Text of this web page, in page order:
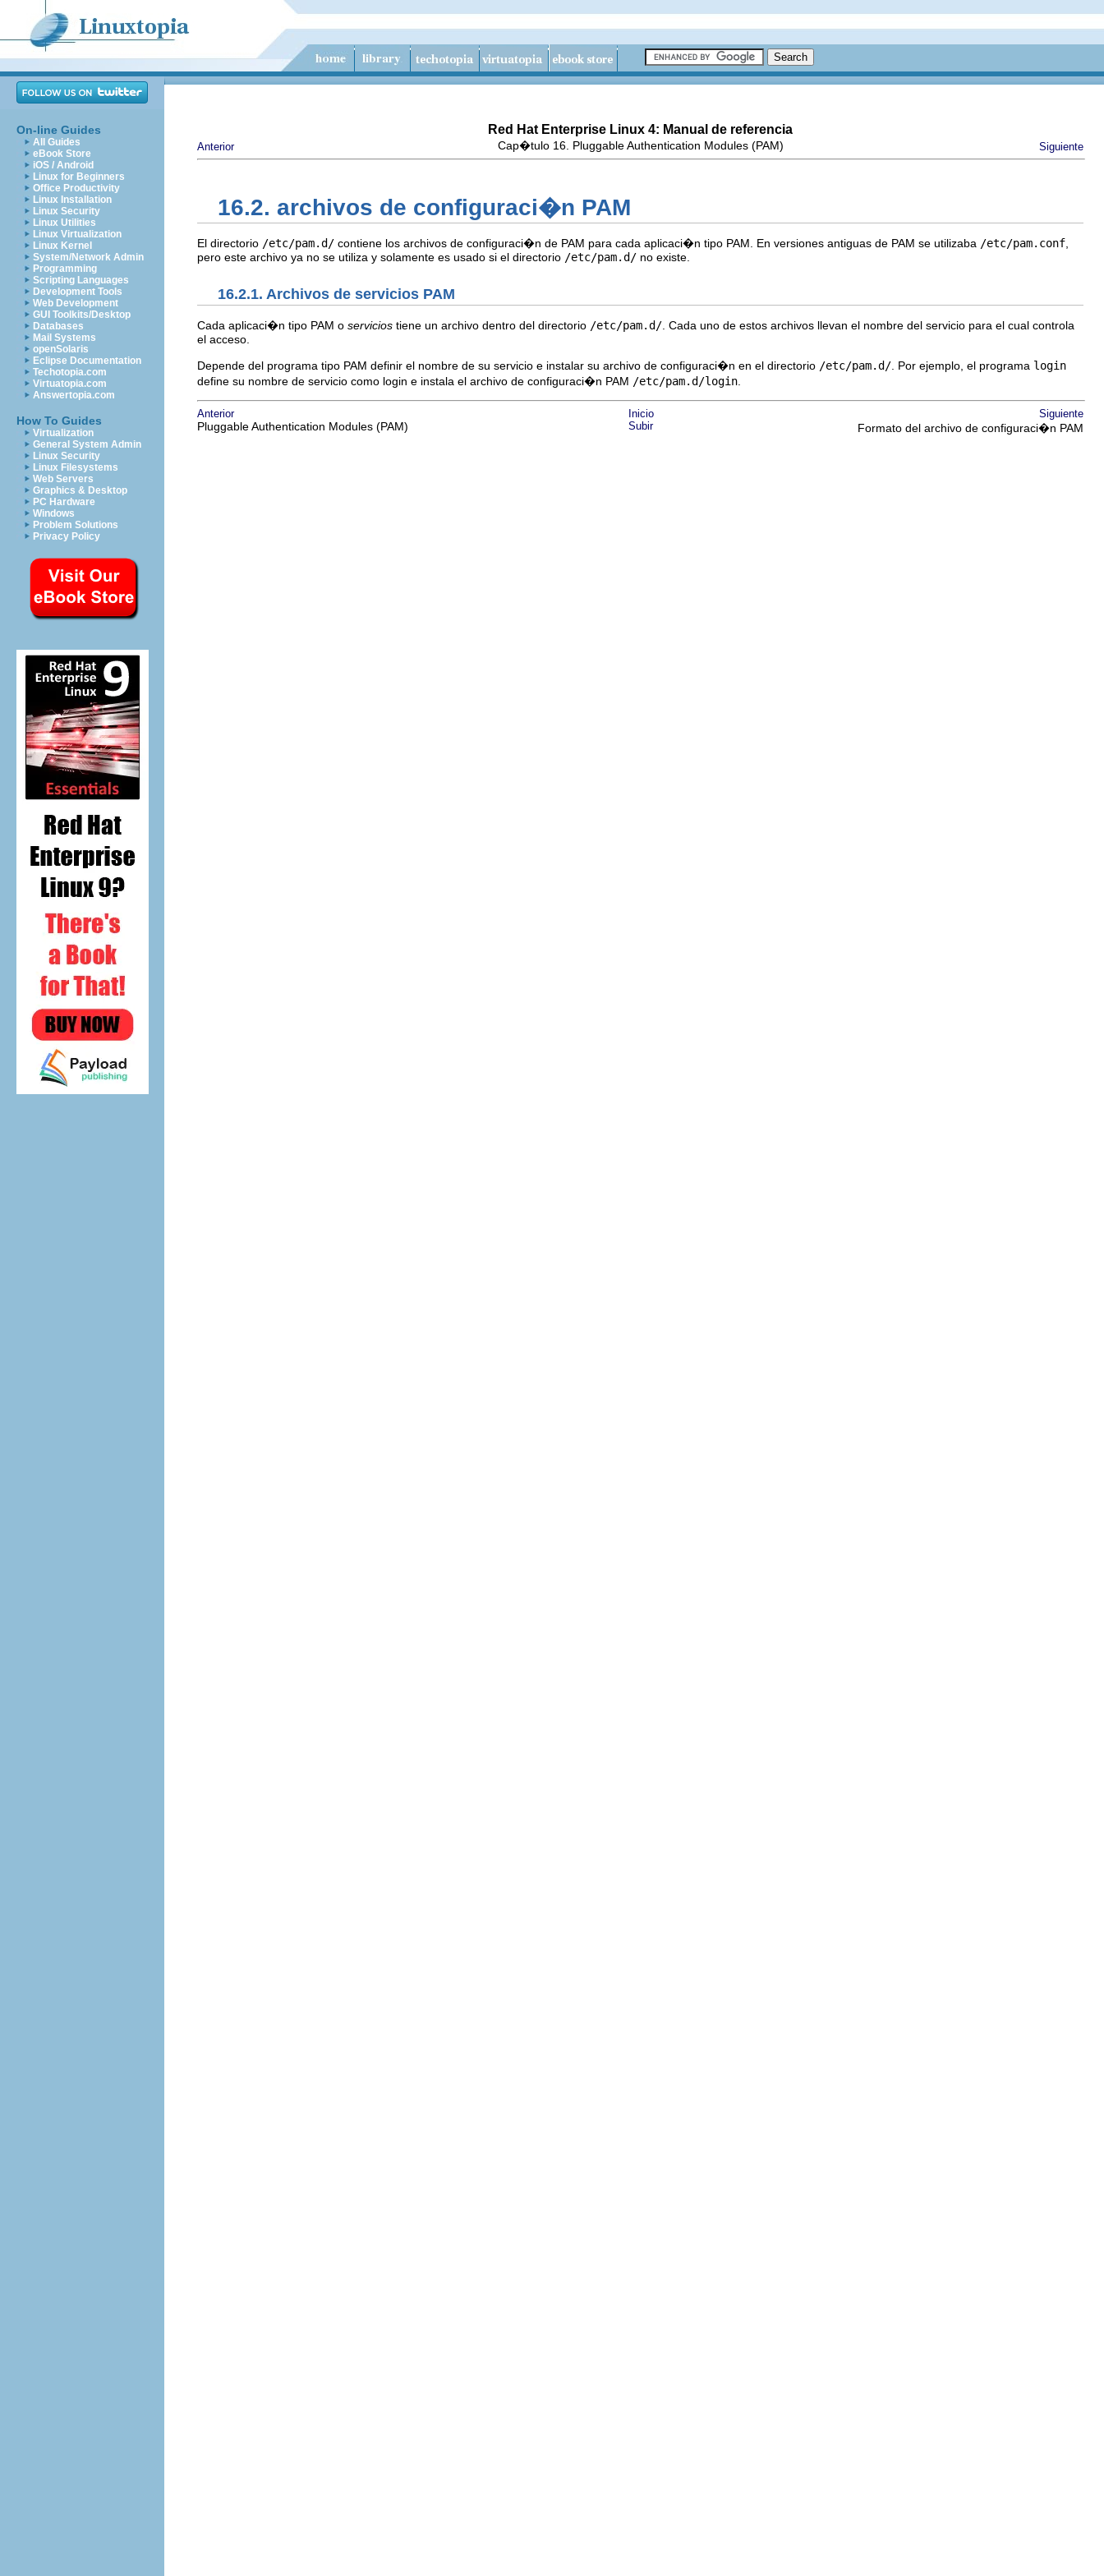
On-line Guides
All Guides
eBook Store
iOS / Android
Linux for Beginners
Office Productivity
Linux Installation
Linux Security
Linux Utilities
Linux Virtualization
Linux Kernel
System/Network Admin
Programming
Scripting Languages
Development Tools
Web Development
GUI Toolkits/Desktop
Databases
Mail Systems
openSolaris
Eclipse Documentation
Techotopia.com
Virtuatopia.com
Answertopia.com
How To Guides
Virtualization
General System Admin
Linux Security
Linux Filesystems
Web Servers
Graphics & Desktop
PC Hardware
Windows
Problem Solutions
Privacy Policy
Red Hat Enterprise Linux 4: Manual de referencia
Anterior Cap�tulo 16. Pluggable Authentication Modules (PAM) Siguiente
16.2. archivos de configuraci�n PAM
El directorio /etc/pam.d/ contiene los archivos de configuraci�n de PAM para cada aplicaci�n tipo PAM. En versiones antiguas de PAM se utilizaba /etc/pam.conf
pero este archivo ya no se utiliza y solamente es usado si el directorio /etc/pam.d/ no existe.
16.2.1. Archivos de servicios PAM
Cada aplicaci�n tipo PAM o servicios tiene un archivo dentro del directorio /etc/pam.d/ . Cada uno de estos archivos llevan el nombre del servicio para el cual controla
el acceso.
Depende del programa tipo PAM definir el nombre de su servicio e instalar su archivo de configuraci�n en el directorio /etc/pam.d/ . Por ejemplo, el programa login
define su nombre de servicio como login e instala el archivo de configuraci�n PAM /etc/pam.d/login
Anterior Inicio Siguiente
Pluggable Authentication Modules (PAM) Subir Formato del archivo de configuraci�n PAM